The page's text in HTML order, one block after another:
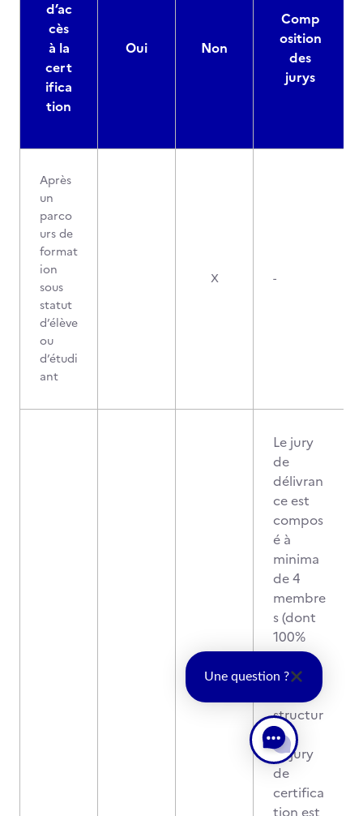
d’ac
cès
à la
cert
ifica
tion
Oui Non
Comp
osition
des
jurys
Après
un
parco
urs de
format
ion
sous
statut
d’élève
ou
d’étudi
ant
X -
Le jury
de
délivran
ce est
compos
é à
minima
de 4
membre
s (dont
100%
sont
extérieu
structur
e).
Le jury
de
certifica
tion est
Une question ?